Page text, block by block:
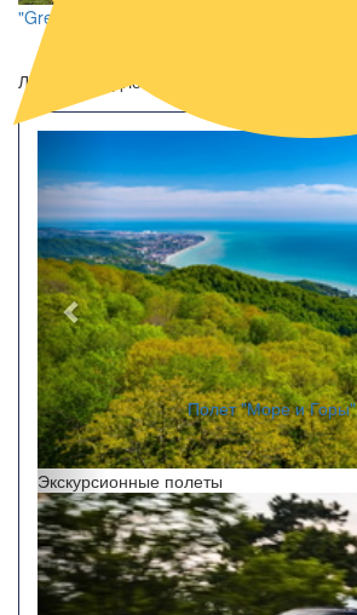
"Green Hill"
Лучшие предложения
Полет "Море и Горы"
Экскурсионные полеты
Назад